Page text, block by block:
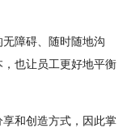
障碍、随时随地沟
也让员工更好地平衡
和创造方式，因此掌